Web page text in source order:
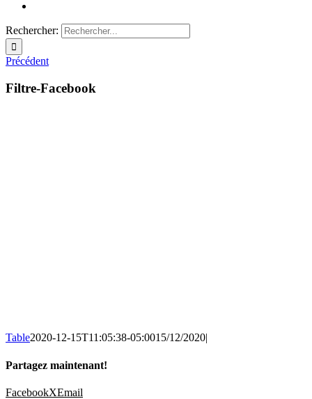
Rechercher:
Précédent
Filtre-Facebook
Table2020-12-15T11:05:38-05:0015/12/2020|
Partagez maintenant!
FacebookXEmail